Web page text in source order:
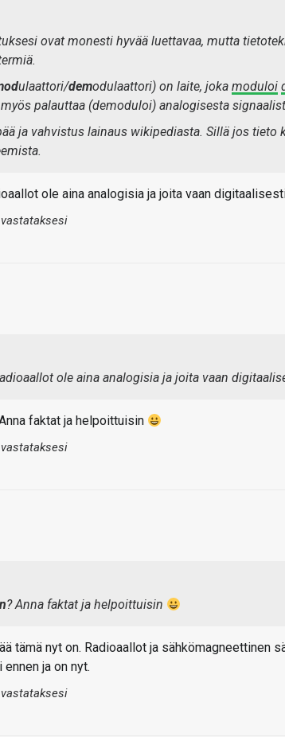
ovat monesti hyvää luettavaa, mutta
ulaattori/demodulaattori) on laite, joka moduloi
palauttaa (demoduloi) analogisesta
ja vahvistus lainaus wikipediasta. Sillä jos tieto
ole aina analogisia ja joita vaan
ole aina analogisia ja joita vaan
faktat ja helpoittuisin
? Anna faktat ja helpoittuisin
tämä nyt on. Radioaallot ja sähkömagneettinen
ennen ja on nyt.